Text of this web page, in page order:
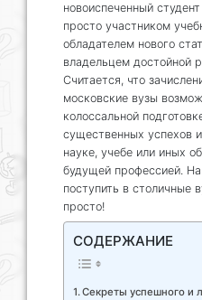
новоиспеченный
просто участником
обладателем нового
владельцем достойной
Считается, что
московские вузы
колоссальной
существенных успехов
науке, учебе или иных
будущей профессией.
поступить в столичные
просто!
СОДЕРЖАНИЕ
Секреты успешного и